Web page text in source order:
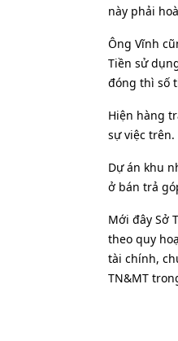
này phải
Ông Vĩnh
Tiền sử
đóng thì số
Hiện hàng
sự việc trên.
Dự án khu
ở bán trả
Mới đây Sở
theo quy
tài chính,
TN&MT